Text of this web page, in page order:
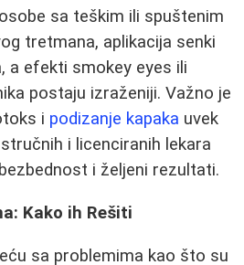
sa teškim ili spuštenim
tretmana, aplikacija senki
a efekti smokey eyes ili
postaju izraženiji. Važno je
i podizanje kapaka uvek
i licenciranih lekara
i željeni rezultati.
Kako ih Rešiti
sa problemima kao što su